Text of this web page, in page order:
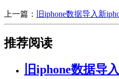
上一篇： 旧iphone数据导入新
推荐阅读
旧iphone数据导